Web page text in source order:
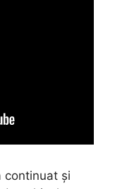
continuat și